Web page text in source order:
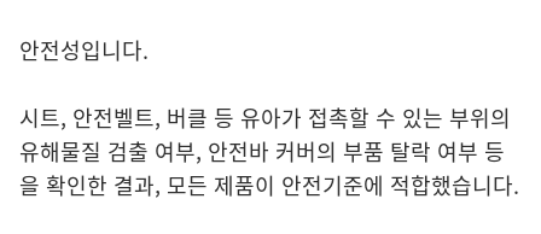
안전성입니다.
시트, 안전벨트, 버클 등 유아가 접촉할 수 있는 부위의
유해물질 검출 여부, 안전바 커버의 부품 탈락 여부 등
을 확인한 결과, 모든 제품이 안전기준에 적합했습니다.